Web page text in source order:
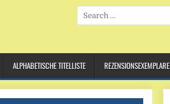
Search
for:
ALPHABETISCHE TITELLISTE REZENSIONSEXEMPLARE